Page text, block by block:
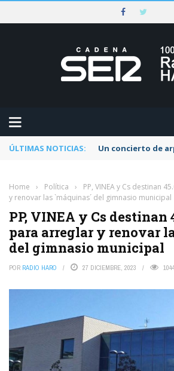
ÚLTIMAS NOTICIAS: Un concierto de
Home › Política ›
PP, VINEA y Cs destinan
y renovar las `máquinas´ del gimnasio municipal
PP, VINEA y Cs destinan
para arreglar y renovar
del gimnasio municipal
POR RADIO HARO 27 DICIEMBRE, 2023